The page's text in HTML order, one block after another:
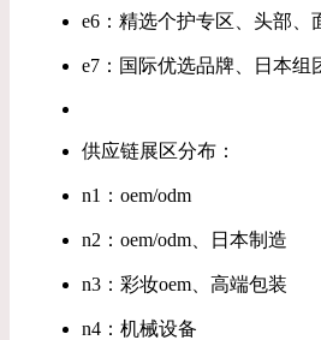
e6：精选个护专区、头部、
e7：国际优选品牌、日本组
供应链展区分布：
n1：oem/odm
n2：oem/odm、日本制造
n3：彩妆oem、高端包装
n4：机械设备